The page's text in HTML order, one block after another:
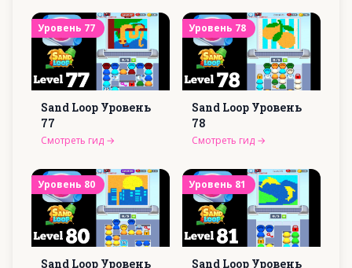
Уровень 77
Sand Loop Уровень
77
Смотреть гид →
Уровень 78
Sand Loop Уровень
78
Смотреть гид →
Уровень 80
Sand Loop Уровень
Уровень 81
Sand Loop Уровень